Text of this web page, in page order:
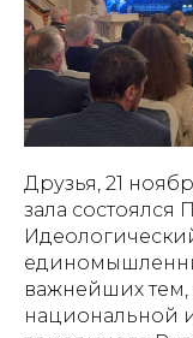
Друзья, 21
зала состоялся
важнейших
национальной